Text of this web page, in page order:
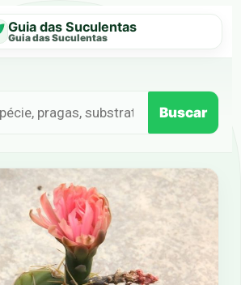
Guia das Suculentas
Guia das Suculentas
Buscar